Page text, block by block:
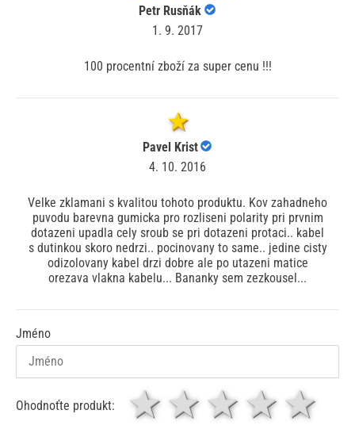
Petr Rusňák
1. 9. 2017
100 procentní zboží za super cenu !!!
Pavel Krist
4. 10. 2016
Velke zklamani s kvalitou tohoto produktu. Kov zahadneho
puvodu barevna gumicka pro rozliseni polarity pri prvnim
dotazeni upadla cely sroub se pri dotazeni protaci.. kabel
s dutinkou skoro nedrzi.. pocinovany to same.. jedine cisty
odizolovany kabel drzi dobre ale po utazeni matice
orezava vlakna kabelu... Bananky sem zezkousel...
Jméno
Ohodnoťte produkt: 4
3
2 hvězdy
1 hvězda